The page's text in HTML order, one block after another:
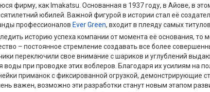
фирму, как Imakatsu. Основанная в 1937 году, в Айове, в
юбилей. Важной фигурой в истории стал её
профессионалов Ever Green, входит в плеяду самых
историю успеха компании от момента её основания, то
– постоянное стремление создавать все более
переключили свое внимание с шариков и углублений
воды при проводке этих воблеров. Благодаря их усилиям на
приманок с фиксированной огрузкой, демонстрирующие
важен, возможно эти разработки станут новым этапом